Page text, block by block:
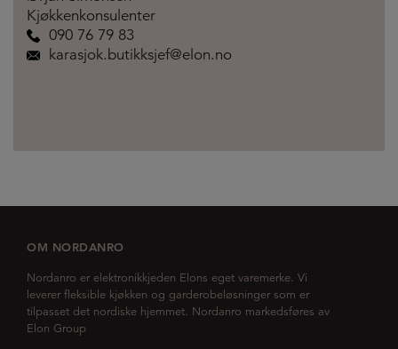
Kjøkkenkonsulenter
090 76 79 83
karasjok.butikksjef@elon.no
OM NORDANRO
Nordanro er elektronikkjeden Elons eget varemerke. Vi
leverer fleksible kjøkken og garderobeløsninger som er
tilpasset det nordiske hjemmet. Nordanro markedsføres av
Elon Group